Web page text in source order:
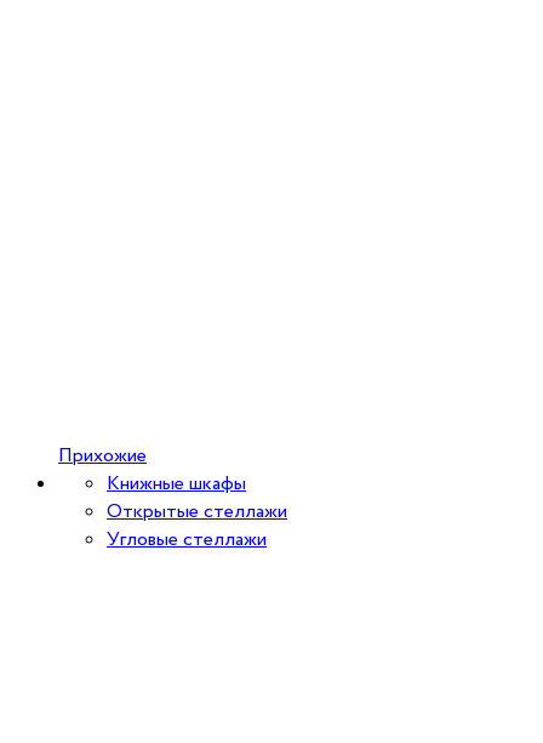
Прихожие
Книжные шкафы
Открытые стеллажи
Угловые стеллажи